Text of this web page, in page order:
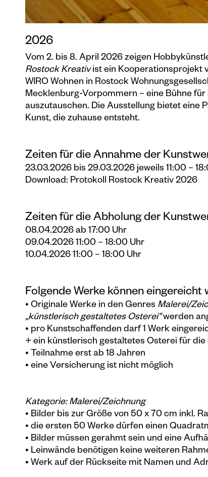
2026
Vom 2. bis 8. April 2026 zeigen
Rostock Kreativist ein Kooperationsprojekt
WIRO Wohnen in Rostock
Mecklenburg-Vorpommern – eine Bühne
auszutauschen. Die Ausstellung bietet eine
Kunst, die zuhause entsteht.
Zeiten für die Annahme der
23.03.2026 bis 29.03.2026 jeweils 11:00 –
Download: Protokoll Rostock Kreativ 2026
Zeiten für die Abholung der
08.04.2026 ab 17:00 Uhr
09.04.2026 11:00 – 18:00 Uhr
10.04.2026 11:00 – 18:00 Uhr
Folgende Werke können eingereicht
• Originale Werke in den Genres Malerei/
„künstlerisch gestaltetes Osterei“werden
• pro Kunstschaffenden darf 1 Werk
+ ein künstlerisch gestaltetes Osterei für
• Teilnahme erst ab 18 Jahren
• eine Versicherung ist nicht möglich
Kategorie: Malerei/Zeichnung
• Bilder bis zur Größe von 50 x 70 cm inkl.
• die ersten 50 Werke dürfen einen
• Bilder müssen gerahmt sein und eine
• Leinwände benötigen keine weiteren
• Werk auf der Rückseite mit Namen und